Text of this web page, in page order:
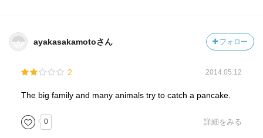
ayakasakamotoさん フォロー
2 2014.05.12
The big family and many animals try to catch a pancake.
0 詳細をみる